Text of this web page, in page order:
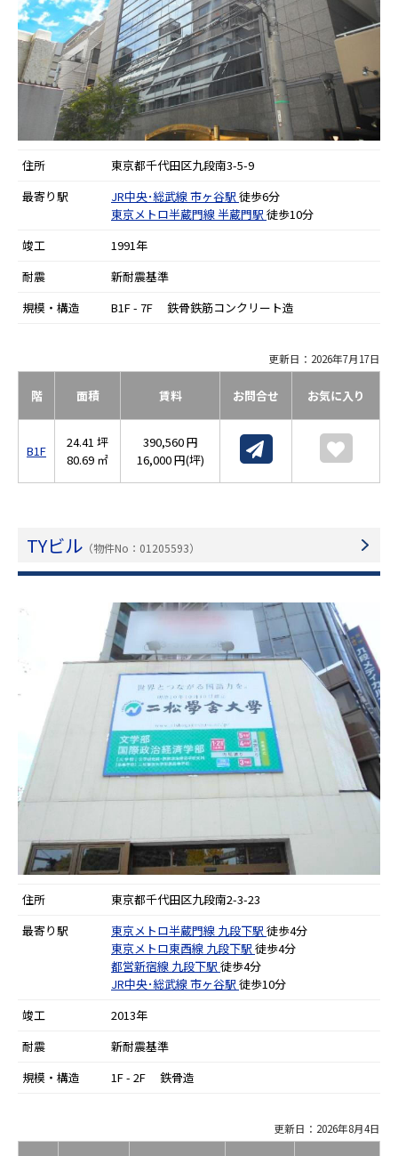
住所
東京都千代田区九段南3-5-9
最寄り駅
JR中央･総武線市ヶ谷駅 徒歩6分
東京メトロ半蔵門線半蔵門駅 徒歩10分
竣工
1991年
耐震
新耐震基準
規模・構造
B1F - 7F 鉄骨鉄筋コンクリート造
更新日：2026年7月17日
階 面積 賃料 お問合せ お気に入り
B1F
24.41 坪
80.69 ㎡
390,560 円
16,000 円(坪)
TYビル （物件No：01205593）
住所
東京都千代田区九段南2-3-23
最寄り駅
東京メトロ半蔵門線 九段下駅 徒歩4分
東京メトロ東西線 九段下駅 徒歩4分
都営新宿線 九段下駅 徒歩4分
JR中央･総武線市ヶ谷駅 徒歩10分
竣工
2013年
耐震
新耐震基準
規模・構造
1F - 2F 鉄骨造
更新日：2026年8月4日